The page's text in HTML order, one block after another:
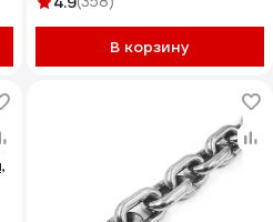
В корзину